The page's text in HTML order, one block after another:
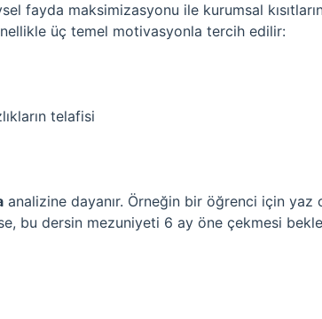
fayda maksimizasyonu ile kurumsal
üç temel motivasyonla tercih edilir:
telafisi
analizine dayanır. Örneğin bir öğrenci için yaz
bu dersin mezuniyeti 6 ay öne çekmesi